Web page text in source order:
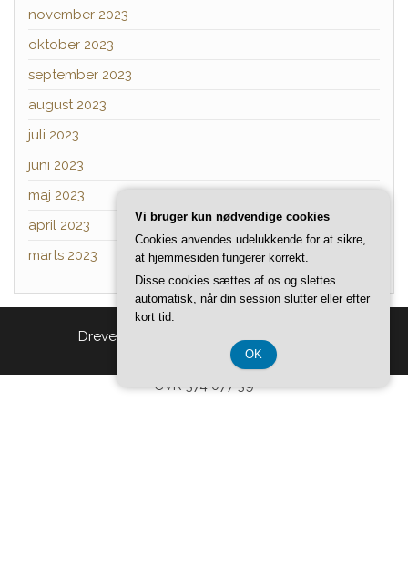
november 2023
oktober 2023
september 2023
august 2023
juli 2023
juni 2023
maj 2023
april 2023
marts 2023
Drevet af Tema:Head Blog
CVR 374 077 39
Vi bruger kun nødvendige cookies
Cookies anvendes udelukkende for at sikre,
at hjemmesiden fungerer korrekt.
Disse cookies sættes af os og slettes
automatisk, når din session slutter eller efter
kort tid.
OK